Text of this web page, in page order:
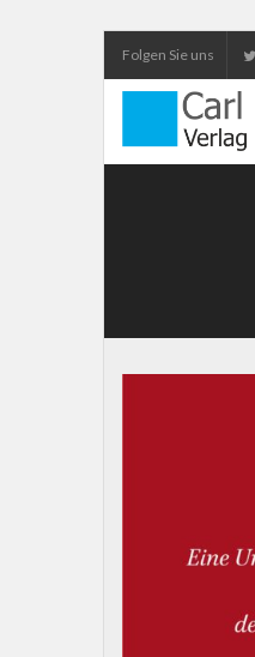
Folgen Sie uns